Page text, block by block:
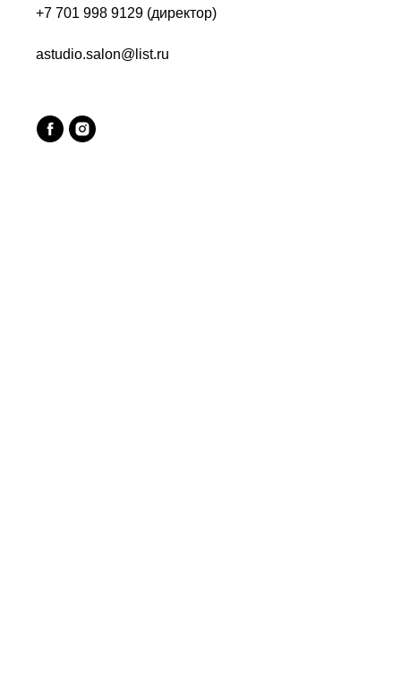
+7 701 998 9129 (директор)
astudio.salon@list.ru